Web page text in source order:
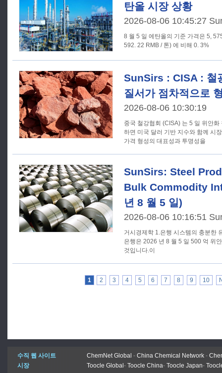
탄올 시장 상황
2026-08-06 10:45:27
8 월 5 일 에탄올의 기준 가격은 5,
592. 22 RMB / 톤) 에 비해 0. 3%
SunSirs : CISA : 철
질서가 점차적으로
2026-08-06 10:30:19
중국 철강협회 (CISA) 는 5 일 위안
하면 미국 달러 기반 지수와 함께 시
가격 형성의 대표성과 투명성을
SunSirs: Steel
Bulk Commodity
년 8 월 5 일)
2026-08-06 10:16:51
거시경제학 1.은행 시스템의 충분한 유동성을 유지하기 위해 중국 인민
은행은 2026 년 8 월 5 일 500 억 위
것입니다.이
1 2 3 4 5 6 7 8 9 10
수직 웹 사이트 ChemNet Global - China Chemical Network -
시장
Toocle Global - Toocle China- Toocle Japan-